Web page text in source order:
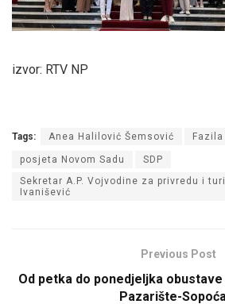
izvor: RTV NP
Tags: Anea Halilović Šemsović
posjeta Novom Sadu
SDP
Sekretar A.P. Vojvodine za privredu i
Ivanišević
Previous Post
Od petka do ponedjeljka
Pazarište-